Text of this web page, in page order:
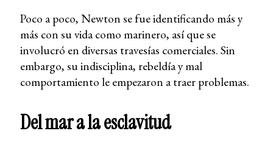
Poco a poco, Newton se fue identificando más y
más con su vida como marinero, así que se
involucró en diversas travesías comerciales. Sin
embargo, su indisciplina, rebeldía y mal
comportamiento le empezaron a traer problemas.
Del mar a la esclavitud